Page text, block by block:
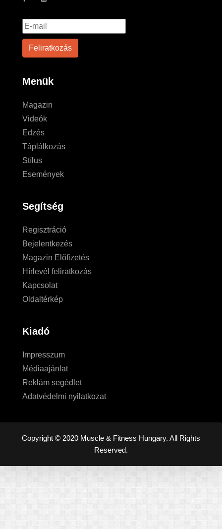
Menük
Magazin
Videók
Edzés
Táplálkozás
Stílus
Események
Segítség
Regisztráció
Bejelentkezés
Magazin Előfizetés
Hírlevél feliratkozás
Kapcsolat
Oldaltérkép
Kiadó
Impresszum
Médiaajánlat
Reklám segédlet
Adatvédelmi nyilatkozat
Copyright © 2020 Muscle & Fitness Hungary. All Rights
Reserved.